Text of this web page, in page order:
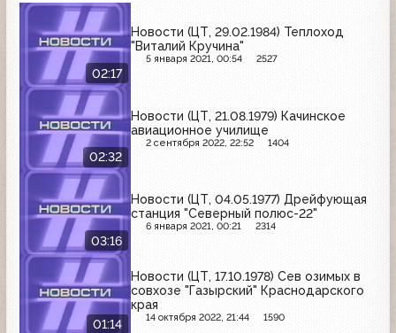
02:17
Новости (ЦТ, 29.02.1984) Теплоход
"Виталий Кручина"
5 января 2021, 00:54 2527
02:32
Новости (ЦТ, 21.08.1979) Качинское
авиационное училище
2 сентября 2022, 22:52 1404
03:16
Новости (ЦТ, 04.05.1977) Дрейфующая
станция "Северный полюс-22"
6 января 2021, 00:21 2314
01:14
Новости (ЦТ, 17.10.1978) Сев озимых в
совхозе "Газырский" Краснодарского
края
14 октября 2022, 21:44 1590